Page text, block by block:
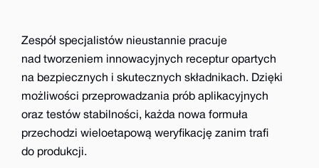
Zespół specjalistów nieustannie pracuje
nad tworzeniem innowacyjnych receptur opartych
na bezpiecznych i skutecznych składnikach. Dzięki
możliwości przeprowadzania prób aplikacyjnych
oraz testów stabilności, każda nowa formuła
przechodzi wieloetapową weryfikację zanim trafi
do produkcji.